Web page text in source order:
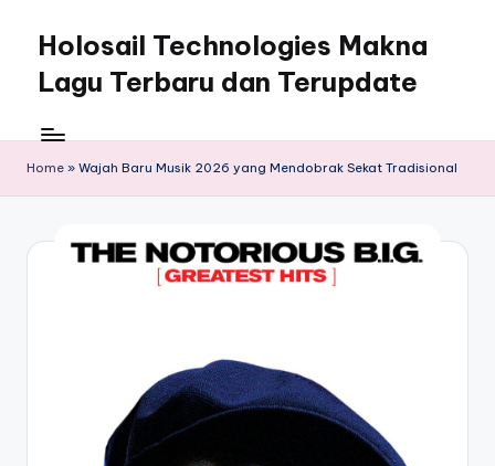
content
Holosail Technologies Makna
Lagu Terbaru dan Terupdate
Home » Wajah Baru Musik 2026 yang Mendobrak Sekat Tradisional